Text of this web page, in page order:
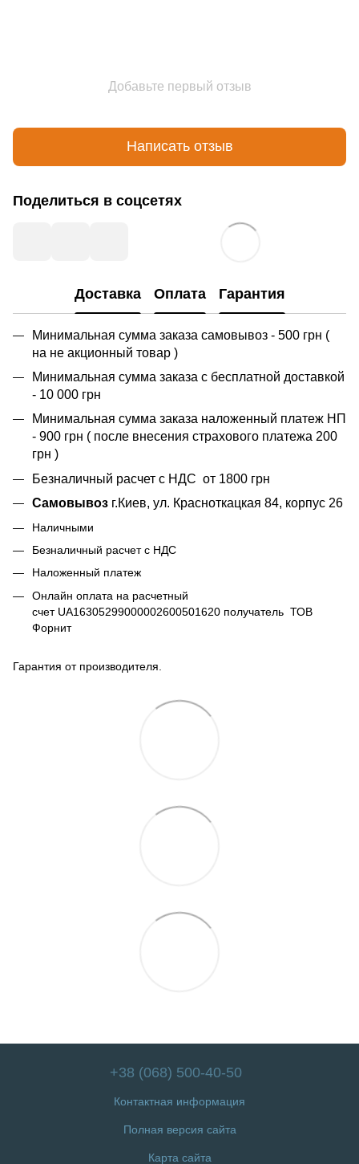
Добавьте первый отзыв
Написать отзыв
Поделиться в соцсетях
Доставка Оплата Гарантия
Минимальная сумма заказа самовывоз - 500 грн (
на не акционный товар )
Минимальная сумма заказа с бесплатной доставкой
- 10 000 грн
Минимальная сумма заказа наложенный платеж НП
- 900 грн ( после внесения страхового платежа 200
грн )
Безналичный расчет с НДС от 1800 грн
Самовывоз г.Киев, ул. Красноткацкая 84, корпус 26
Наличными
Безналичный расчет с НДС
Наложенный платеж
Онлайн оплата на расчетный
счет UA16305299000002600501620 получатель ТОВ
Форнит
Гарантия от производителя.
+38 (068) 500-40-50
Контактная информация
Полная версия сайта
Карта сайта